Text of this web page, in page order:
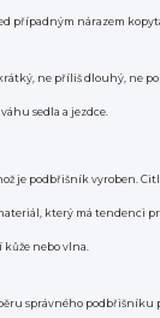
případným nárazem
ne příliš dlouhý, ne
sedla a jezdce.
je podbřišník vyroben.
který má tendenci
nebo vlna.
správného podbřišníku